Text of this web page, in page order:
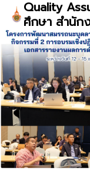
Skip
content
Quality
ศึกษา สำนัก
Search
for: